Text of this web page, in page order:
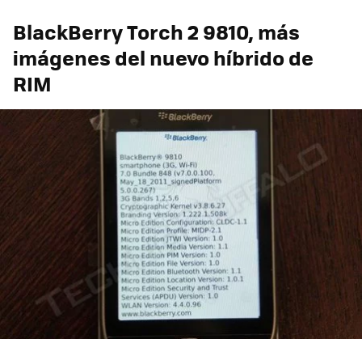
BlackBerry Torch 2 9810, más
imágenes del nuevo híbrido de
RIM